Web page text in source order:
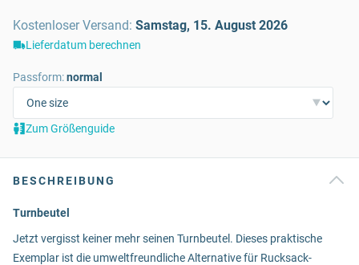
Kostenloser Versand: Samstag, 15. August 2026
Lieferdatum berechnen
Passform:normal
Zum Größenguide
BESCHREIBUNG
Turnbeutel
Jetzt vergisst keiner mehr seinen Turnbeutel. Dieses praktische
Exemplar ist die umweltfreundliche Alternative für Rucksack-